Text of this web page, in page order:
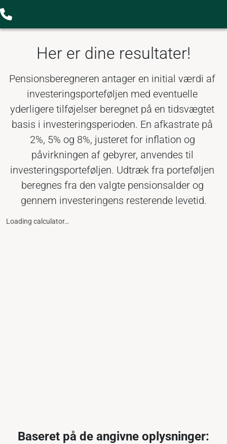
Her er dine resultater!
Pensionsberegneren antager en initial værdi af
investeringsporteføljen med eventuelle
yderligere tilføjelser beregnet på en tidsvægtet
basis i investeringsperioden. En afkastrate på
2%, 5% og 8%, justeret for inflation og
påvirkningen af gebyrer, anvendes til
investeringsporteføljen. Udtræk fra porteføljen
beregnes fra den valgte pensionsalder og
gennem investeringens resterende levetid.
Loading calculator…
Baseret på de angivne oplysninger: